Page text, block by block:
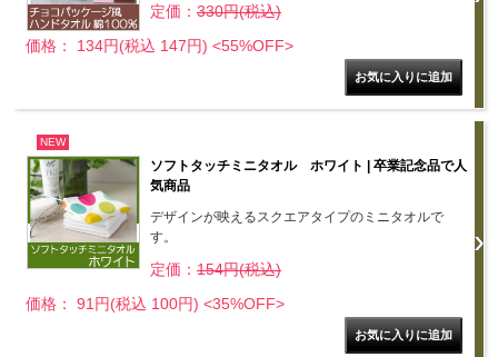
定価： 330円(税込)
価格： 134円(税込 147円) <55%OFF>
NEW
ソフトタッチミニタオル ホワイト | 卒業記念品で人
気商品
デザインが映えるスクエアタイプのミニタオルで
す。
定価： 154円(税込)
価格： 91円(税込 100円) <35%OFF>